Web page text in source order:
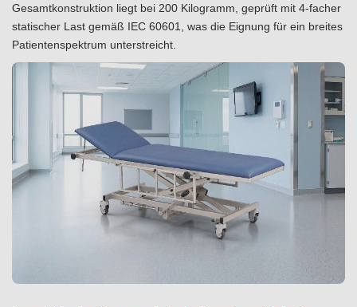
Gesamtkonstruktion liegt bei 200 Kilogramm, geprüft mit 4-facher
statischer Last gemäß IEC 60601, was die Eignung für ein breites
Patientenspektrum unterstreicht.